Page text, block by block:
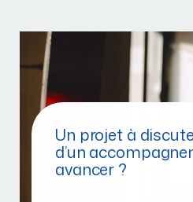
Un projet à
d’un
avancer ?